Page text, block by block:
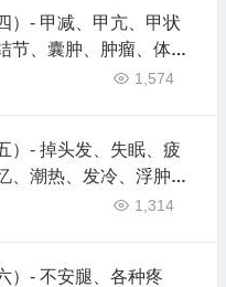
）- 甲减、甲亢、甲状
节、囊肿、肿瘤、体重
饿感
1,574
）- 掉头发、失眠、疲
、潮热、发冷、浮肿、
、易怒
1,314
）- 不安腿、各种疼